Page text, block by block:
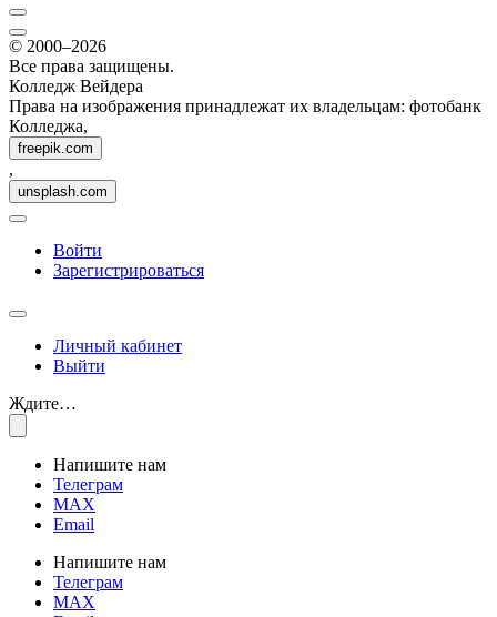
© 2000–2026
Все права защищены.
Колледж Вейдера
Права на изображения принадлежат их владельцам: фотобанк
Колледжа,
freepik.com
,
unsplash.com
Войти
Зарегистрироваться
Личный кабинет
Выйти
Ждите…
Напишите нам
Телеграм
MAX
Email
Напишите нам
Телеграм
MAX